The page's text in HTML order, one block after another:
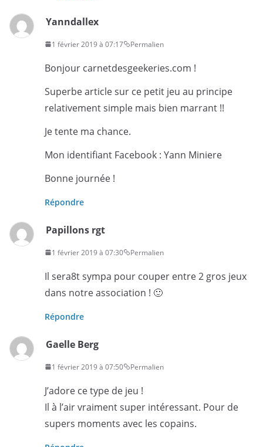
Yanndallex
1 février 2019 à 07:17 Permalien
Bonjour carnetdesgeekeries.com !
Superbe article sur ce petit jeu au principe
relativement simple mais bien marrant !!
Je tente ma chance.
Mon identifiant Facebook : Yann Miniere
Bonne journée !
Répondre
Papillons rgt
1 février 2019 à 07:30 Permalien
Il sera8t sympa pour couper entre 2 gros jeux
dans notre association ! 🙂
Répondre
Gaelle Berg
1 février 2019 à 07:50 Permalien
J’adore ce type de jeu !
Il à l’air vraiment super intéressant. Pour de
supers moments avec les copains.